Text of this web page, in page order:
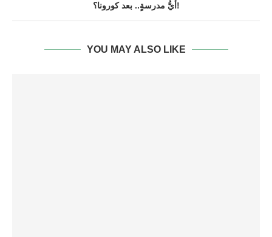
أيُّ مدرسةٍ.. بعد كورونا؟!
YOU MAY ALSO LIKE